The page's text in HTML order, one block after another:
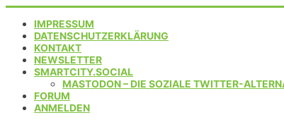
IMPRESSUM
DATENSCHUTZERKLÄRUNG
KONTAKT
NEWSLETTER
SMARTCITY.SOCIAL
MASTODON – DIE SOZIALE TWITTER-
FORUM
ANMELDEN